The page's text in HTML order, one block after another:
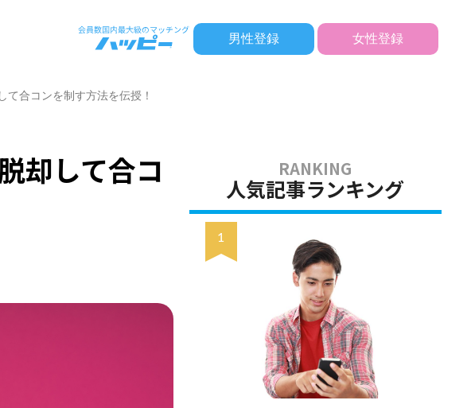
男性登録 女性登録
合コンを制す方法を伝授！
却して合コ
人気記事ランキング